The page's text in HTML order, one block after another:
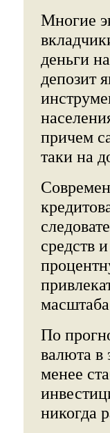
Многие
деньги
депозит
причем
таки на
средств
По
валюта в
менее
никогда